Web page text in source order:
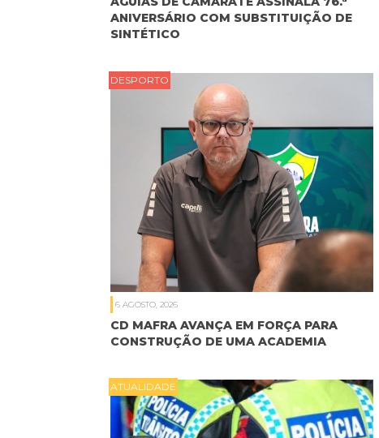
ANIVERSÁRIO COM SUBSTITUIÇÃO DE
SINTÉTICO
DESPORTO
6 AGOSTO, 2026
CD MAFRA AVANÇA EM FORÇA PARA
CONSTRUÇÃO DE UMA ACADEMIA
ATUALIDADE